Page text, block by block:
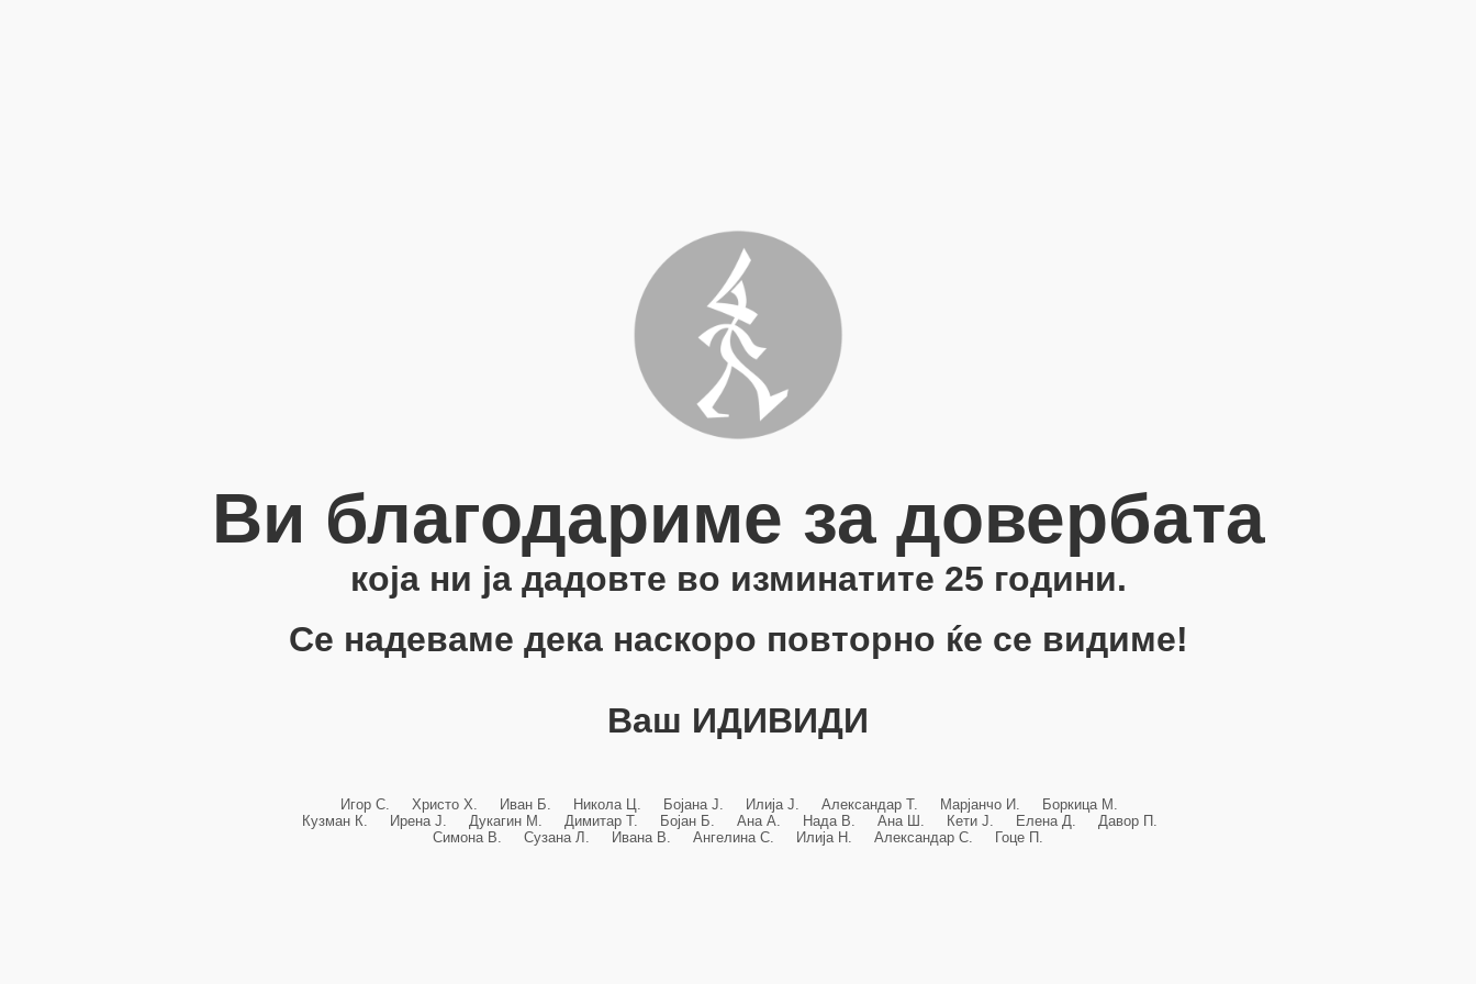
Ви благодариме за довербата
која ни ја дадовте во изминатите 25 години.
Се надеваме дека наскоро повторно ќе се видиме!
Ваш ИДИВИДИ
Игор С. Христо Х. Иван Б. Никола Ц. Бојана Ј. Илија Ј. Александар Т. Марјанчо И. Боркица М.
Кузман К. Ирена Ј. Дукагин М. Димитар Т. Бојан Б. Ана А. Нада В. Ана Ш. Кети Ј. Елена Д. Давор П.
Симона В. Сузана Л. Ивана В. Ангелина С. Илија Н. Александар С. Гоце П.